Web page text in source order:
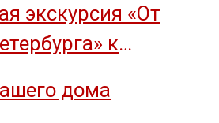
экскурсия «От
к
дома